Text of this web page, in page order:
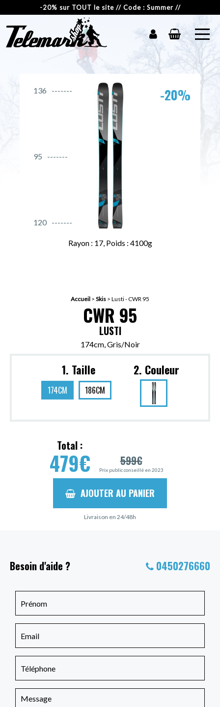
-20% sur TOUT le site // Code : Summer //
136
95
120
-20%
Rayon : 17, Poids : 4100g
Accueil > Skis > Lusti - CWR 95
CWR 95
LUSTI
174cm, Gris/Noir
1. Taille
174CM 186CM
2. Couleur
Total :
479€ 599€
Prix public conseillé en 2023
AJOUTER AU PANIER
Livraison en 24/48h
Besoin d'aide ? 0450276660